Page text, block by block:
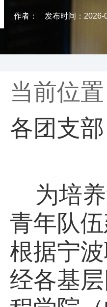
作者： 发布时间：2026-
当前位置
各团支部
为培养
青年队
根据宁
经各基